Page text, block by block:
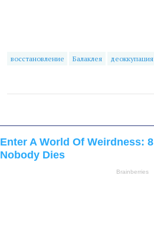
восстановление Балаклея деоккупация